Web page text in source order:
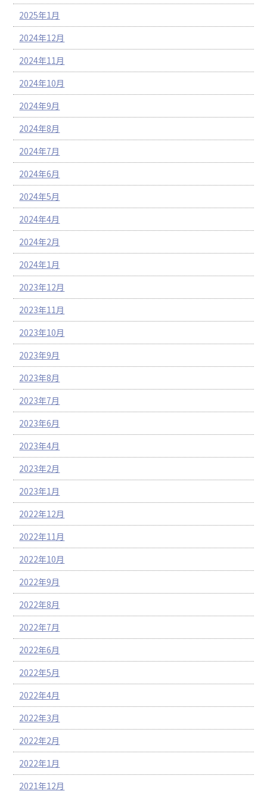
2025年1月
2024年12月
2024年11月
2024年10月
2024年9月
2024年8月
2024年7月
2024年6月
2024年5月
2024年4月
2024年2月
2024年1月
2023年12月
2023年11月
2023年10月
2023年9月
2023年8月
2023年7月
2023年6月
2023年4月
2023年2月
2023年1月
2022年12月
2022年11月
2022年10月
2022年9月
2022年8月
2022年7月
2022年6月
2022年5月
2022年4月
2022年3月
2022年2月
2022年1月
2021年12月